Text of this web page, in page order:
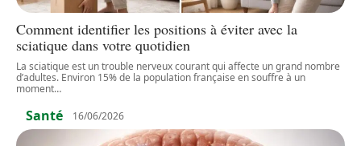
Comment identifier les positions à éviter avec la
sciatique dans votre quotidien
La sciatique est un trouble nerveux courant qui affecte un grand nombre
d’adultes. Environ 15% de la population française en souffre à un
moment…
Santé 16/06/2026